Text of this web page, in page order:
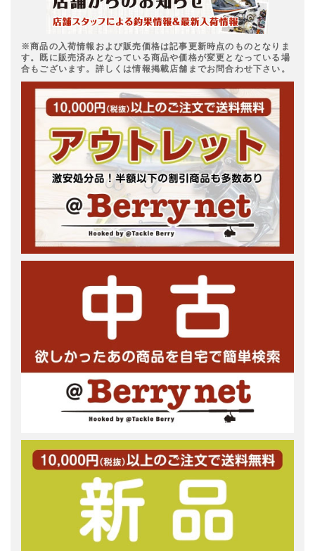
※商品の入荷情報および販売価格は記事更新時点のものとなりま
す。既に販売済みとなっている商品や価格が変更となっている場
合もございます。詳しくは情報掲載店舗までお問合わせ下さい。